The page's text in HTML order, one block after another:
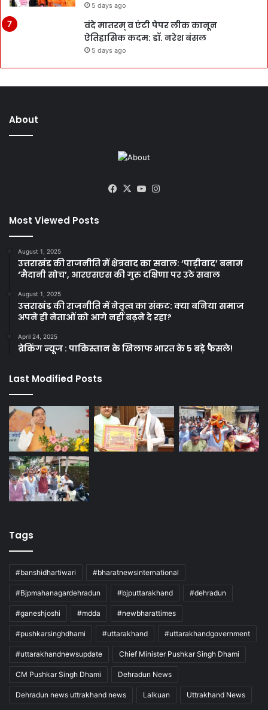
5 days ago
वंदे मातरम् व एंटी पेपर लीक कानून
ऐतिहासिक कदम: डॉ. नरेश बंसल
5 days ago
About
Facebook
X YouTube
Most Viewed Posts
August 1, 2025
उत्तराखंड की राजनीति में क्षेत्रवाद का सवाल: ‘पाड़ीवाद’ बनाम
‘मैदानी सोच’, आरएसएस की गुरु दक्षिणा पर उठे सवाल
August 1, 2025
उत्तराखंड की राजनीति में नेतृत्व का संकट: क्या बनिया समाज
अपने ही नेताओं को आगे नहीं बढ़ने दे रहा?
April 24, 2025
ब्रेकिंग न्यूज : पाकिस्तान के खिलाफ भारत के 5 बड़े फैसले!
Last Modified Posts
Tags
#banshidhartiwari #bharatnewsinternational
#Bjpmahanagardehradun #bjputtarakhand #dehradun
#ganeshjoshi #mdda #newbharattimes
#pushkarsinghdhami #uttarakhand #uttarakhandgovernment
#uttarakhandnewsupdate Chief Minister Pushkar Singh Dhami
CM Pushkar Singh Dhami Dehradun News
Dehradun news uttrakhand news Lalkuan Uttrakhand News